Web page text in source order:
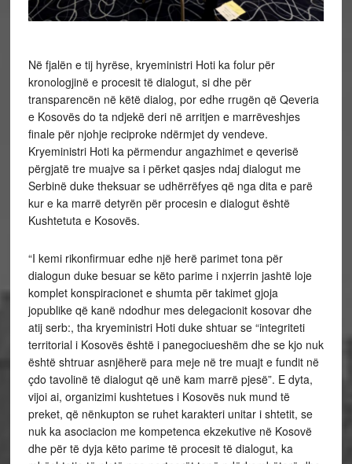
Në fjalën e tij hyrëse, kryeministri Hoti ka folur për
kronologjinë e procesit të dialogut, si dhe për
transparencën në këtë dialog, por edhe rrugën që Qeveria
e Kosovës do ta ndjekë deri në arritjen e marrëveshjes
finale për njohje reciproke ndërmjet dy vendeve.
Kryeministri Hoti ka përmendur angazhimet e qeverisë
përgjatë tre muajve sa i përket qasjes ndaj dialogut me
Serbinë duke theksuar se udhërrëfyes që nga dita e parë
kur e ka marrë detyrën për procesin e dialogut është
Kushtetuta e Kosovës.
“I kemi rikonfirmuar edhe një herë parimet tona për
dialogun duke besuar se këto parime i nxjerrin jashtë loje
komplet konspiracionet e shumta për takimet gjoja
jopublike që kanë ndodhur mes delegacionit kosovar dhe
atij serb:, tha kryeministri Hoti duke shtuar se “integriteti
territorial i Kosovës është i panegociueshëm dhe se kjo nuk
është shtruar asnjëherë para meje në tre muajt e fundit në
çdo tavolinë të dialogut që unë kam marrë pjesë”. E dyta,
vijoi ai, organizimi kushtetues i Kosovës nuk mund të
preket, që nënkupton se ruhet karakteri unitar i shtetit, se
nuk ka asociacion me kompetenca ekzekutive në Kosovë
dhe për të dyja këto parime të procesit të dialogut, ka